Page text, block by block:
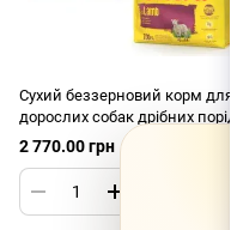
Сухий беззерновий корм для
дорослих собак дрібних порід
Josera MiniDeluxe з ягням та
овочами, 10кг
2 770.00 грн